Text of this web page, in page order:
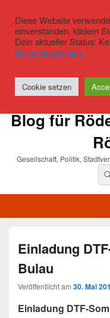
Blog für
Gesellschaft, Politik,
Einladung
Bulau
Veröffentlicht am 30. Mai
Einladung DTF-
Diese Website
einverstanden, klicken
Dein aktueller Status:
deine Einwilligung
Cookie setzen